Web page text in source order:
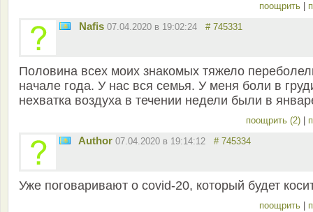
поощрить
Nafis 07.04.2020 в 19:02:24 # 745331
Половина всех моих знакомых тяжело
начале года. У нас вся семья. У меня боли в
нехватка воздуха в течении недели были в
поощрить (2)
Author 07.04.2020 в 19:14:12 # 745334
Уже поговаривают о covid-20, который будет
поощрить